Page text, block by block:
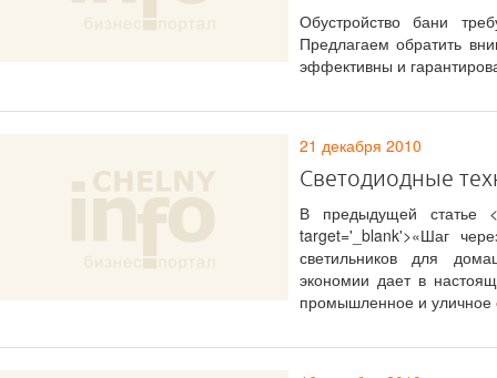
Обустройство бани
Предлагаем обратить
эффективны и
21 декабря 2010
Светодиодные
В предыдущей статье
target='_blank'>«Шаг
светильников для
экономии дает в
промышленное и